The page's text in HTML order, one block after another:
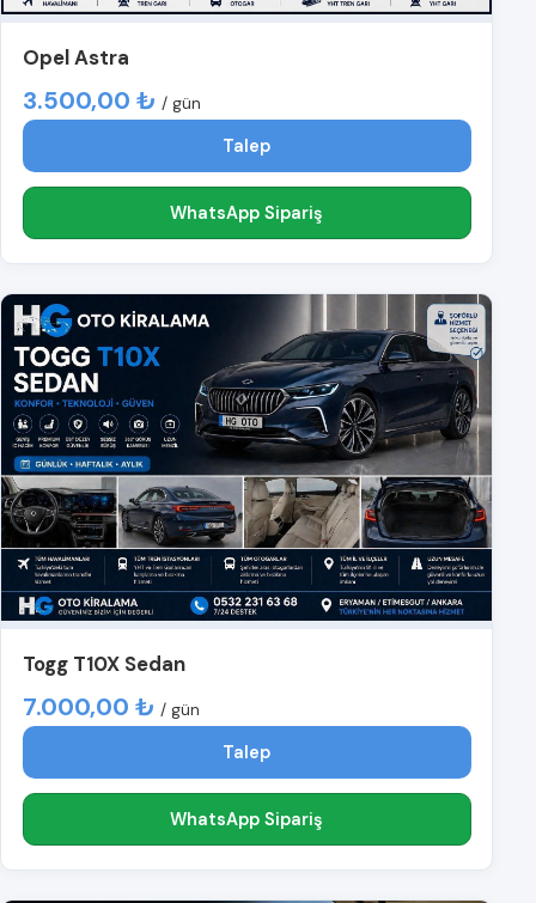
Opel Astra
3.500,00 ₺ / gün
Talep
WhatsApp Sipariş
Togg T10X Sedan
7.000,00 ₺ / gün
Talep
WhatsApp Sipariş